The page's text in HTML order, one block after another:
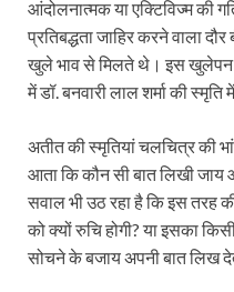
आंदोलनात्मक या एक्टिविज्म की
प्रतिबद्धता जाहिर करने वाला
खुले भाव से मिलते थे। इस खुलेपन का
में डॉ. बनवारी लाल शर्मा की
अतीत की स्मृतियां चलचित्र की
आता कि कौन सी बात लिखी जाय
सवाल भी उठ रहा है कि इस तरह
को क्यों रुचि होगी? या इसका
सोचने के बजाय अपनी बात लिख